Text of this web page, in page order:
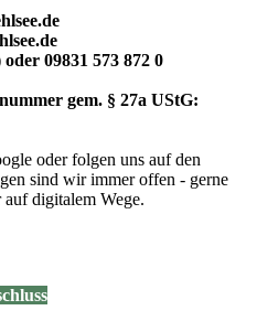
09831 573 872 0
gem. § 27a UStG:
oder folgen uns auf den
sind wir immer offen - gerne
digitalem Wege.